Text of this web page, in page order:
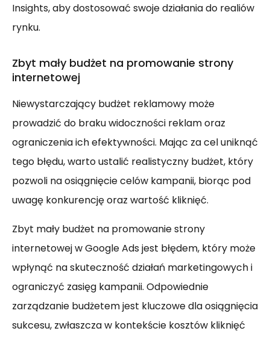
Insights, aby dostosować swoje działania do realiów
rynku.
Zbyt mały budżet na promowanie strony
internetowej
Niewystarczający budżet reklamowy może
prowadzić do braku widoczności reklam oraz
ograniczenia ich efektywności. Mając za cel uniknąć
tego błędu, warto ustalić realistyczny budżet, który
pozwoli na osiągnięcie celów kampanii, biorąc pod
uwagę konkurencję oraz wartość kliknięć.
Zbyt mały budżet na promowanie strony
internetowej w Google Ads jest błędem, który może
wpłynąć na skuteczność działań marketingowych i
ograniczyć zasięg kampanii. Odpowiednie
zarządzanie budżetem jest kluczowe dla osiągnięcia
sukcesu, zwłaszcza w kontekście kosztów kliknięć